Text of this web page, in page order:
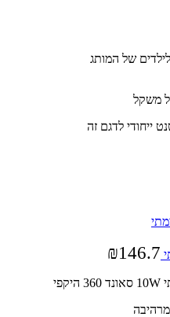
של המותג
ייחודי לדגם זה
₪146.7